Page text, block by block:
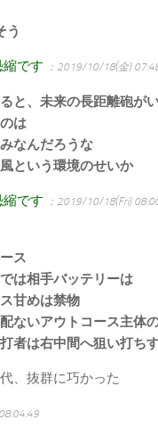
う
です ：2019/10/18(金)
と、未来の長距離砲が
は
なんだろうな
という環境のせいか
です ：2019/10/18(Fri)
ス
は相手バッテリーは
甘めは禁物
ないアウトコース主体
者は右中間へ狙い打ち
、抜群に巧かった